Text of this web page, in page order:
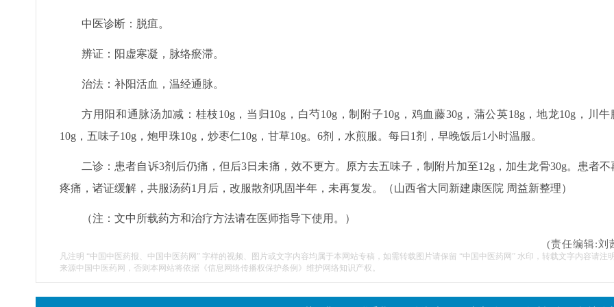
中医诊断：脱疽。
辨证：阳虚寒凝，脉络瘀滞。
治法：补阳活血，温经通脉。
方用阳和通脉汤加减：桂枝10g，当归10g，白芍10g，制附子10g，鸡血藤30g，蒲公英18g，地龙10g，川牛
10g，五味子10g，炮甲珠10g，炒枣仁10g，甘草10g。6剂，水煎服。每日1剂，早晚饭后1小时温服。
二诊：患者自诉3剂后仍痛，但后3日未痛，效不更方。原方去五味子，制附片加至12g，加生龙骨30g。患者不
疼痛，诸证缓解，共服汤药1月后，改服散剂巩固半年，未再复发。
（山西省大同新建康医院 周益新整理）
（注：文中所载药方和治疗方法请在医师指导下使用。）
(责任编辑:刘
凡注明 “中国中医药报、中国中医药网” 字样的视频、图片或文字内容均属于本网站专稿，如需转载图片请保留 “中国中医药网” 水印，转载文字内容请注明
来源中国中医药网，否则本网站将依据《信息网络传播权保护条例》维护网络知识产权。